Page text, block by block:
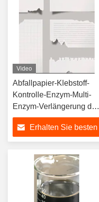
Video
Abfallpapier-Klebstoff-
Kontrolle-Enzym-Multi-
Enzym-Verlängerung der
Lebensdauer von
Wolltuch und
Netzdekette
Erhalten Sie besten